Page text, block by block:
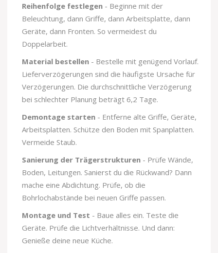
Reihenfolge festlegen - Beginne mit der
Beleuchtung, dann Griffe, dann Arbeitsplatte, dann
Geräte, dann Fronten. So vermeidest du
Doppelarbeit.
Material bestellen - Bestelle mit genügend Vorlauf.
Lieferverzögerungen sind die häufigste Ursache für
Verzögerungen. Die durchschnittliche Verzögerung
bei schlechter Planung beträgt 6,2 Tage.
Demontage starten - Entferne alte Griffe, Geräte,
Arbeitsplatten. Schütze den Boden mit Spanplatten.
Vermeide Staub.
Sanierung der Trägerstrukturen - Prüfe Wände,
Boden, Leitungen. Sanierst du die Rückwand? Dann
mache eine Abdichtung. Prüfe, ob die
Bohrlochabstände bei neuen Griffe passen.
Montage und Test - Baue alles ein. Teste die
Geräte. Prüfe die Lichtverhältnisse. Und dann:
Genieße deine neue Küche.